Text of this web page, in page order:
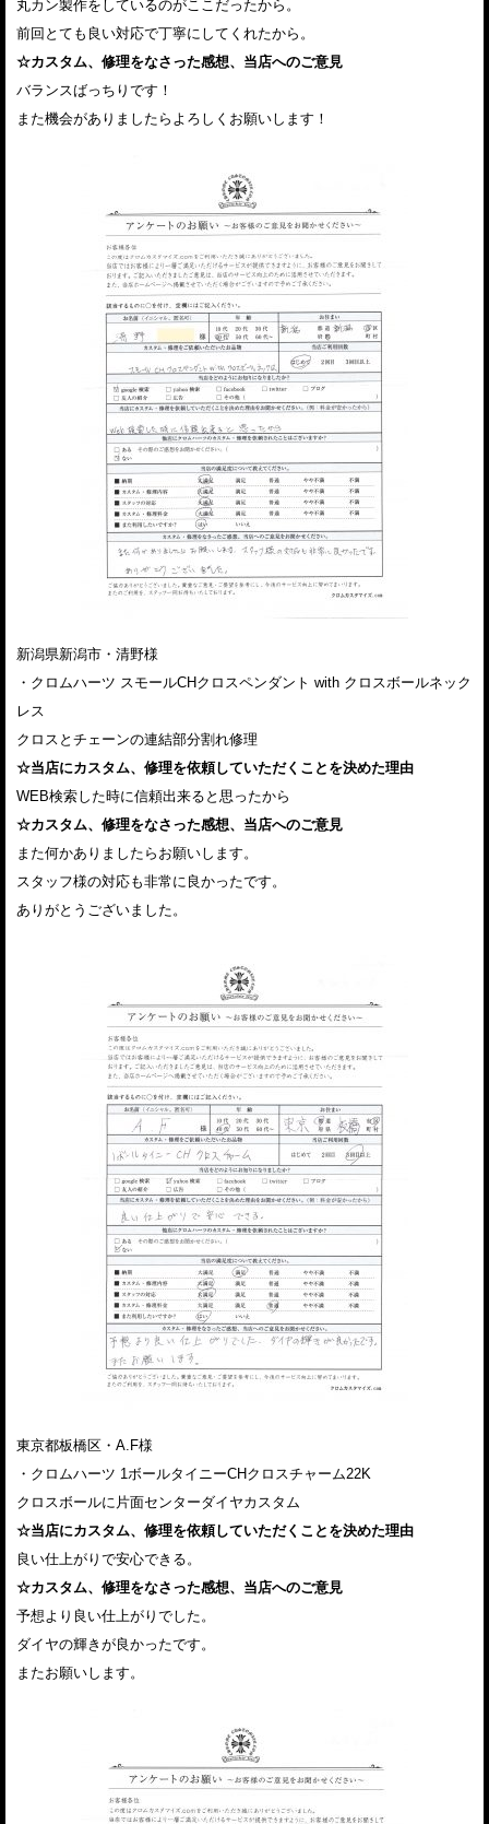
丸カン製作をしているのがここだったから。
前回とても良い対応で丁寧にしてくれたから。
☆カスタム、修理をなさった感想、当店へのご意見
バランスばっちりです！
また機会がありましたらよろしくお願いします！
新潟県新潟市・清野様
・クロムハーツ スモールCHクロスペンダント with クロスボールネック
レス
クロスとチェーンの連結部分割れ修理
☆当店にカスタム、修理を依頼していただくことを決めた理由
WEB検索した時に信頼出来ると思ったから
☆カスタム、修理をなさった感想、当店へのご意見
また何かありましたらお願いします。
スタッフ様の対応も非常に良かったです。
ありがとうございました。
東京都板橋区・A.F様
・クロムハーツ 1ボールタイニーCHクロスチャーム22K
クロスボールに片面センターダイヤカスタム
☆当店にカスタム、修理を依頼していただくことを決めた理由
良い仕上がりで安心できる。
☆カスタム、修理をなさった感想、当店へのご意見
予想より良い仕上がりでした。
ダイヤの輝きが良かったです。
またお願いします。